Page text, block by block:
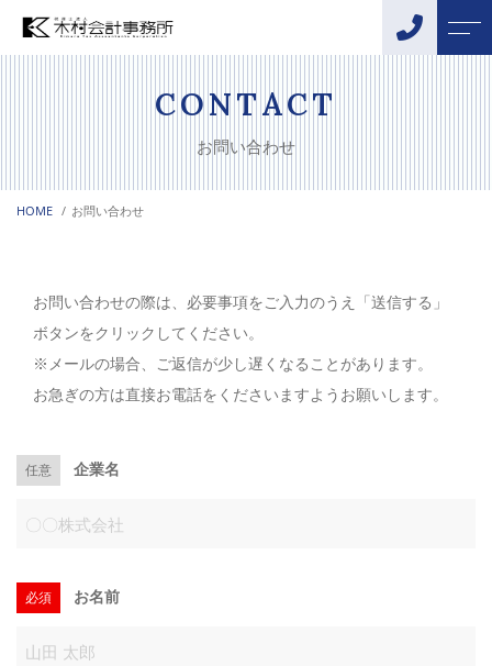
当事務所について
サポートメニュー
相続・贈与サポート
創業支援
融資サポート
事業承継・M&Aサポート
キャンペーン
コンテンツ
CONTACT
お問い合わせ
HOME お問い合わせ
お問い合わせの際は、必要事項をご入力のうえ「送信する」
ボタンをクリックしてください。
※メールの場合、ご返信が少し遅くなることがあります。
お急ぎの方は直接お電話をくださいますようお願いします。
任意 企業名
必須 お名前